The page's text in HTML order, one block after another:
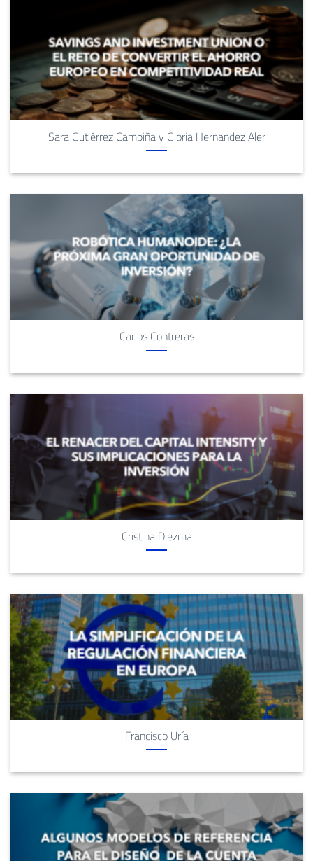
Sara Gutiérrez Campiña y Gloria Hernandez Aler
Carlos Contreras
Cristina Diezma
Francisco Uría